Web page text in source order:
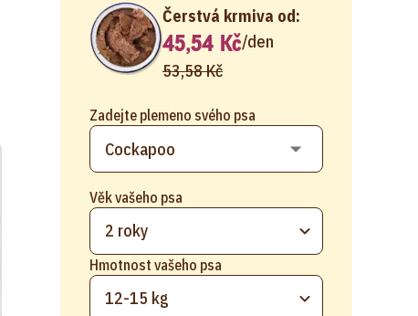
Zadejte plemeno svého psa
Věk vašeho psa
2 roky
Hmotnost vašeho psa
12-15 kg
Čerstvá krmiva od:
45,54 Kč/den
53,58 Kč